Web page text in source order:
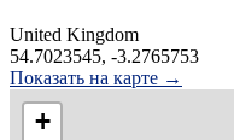
United Kingdom
54.7023545, -3.2765753
Показать на карте →
+